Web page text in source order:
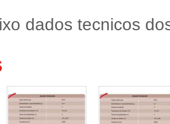
dados tecnicos